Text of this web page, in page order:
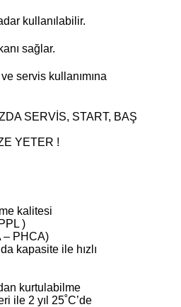
kullanılabilir.
sağlar.
servis kullanımına
SERVİS, START, BAŞ
YETER !
kalitesi
)
– PHCA)
kapasite ile hızlı
kurtulabilme
ile 2 yıl 25˚C’de